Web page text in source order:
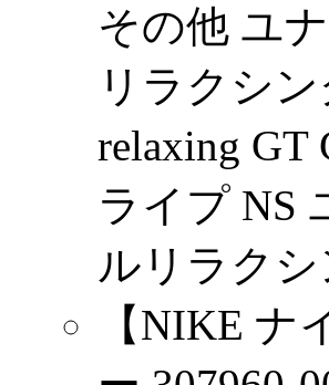
その他 ユ
リラクシン
relaxing
ライプ NS
ルリラク
【NIKE